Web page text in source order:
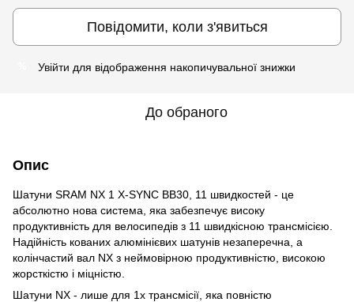
Повідомити, коли з'явиться
Увійти для відображення накопичувальної знижки
До обраного
Опис
Шатуни SRAM NX 1 X-SYNC BB30, 11 швидкостей - це
абсолютно нова система, яка забезпечує високу
продуктивність для велосипедів з 11 швидкісною трансмісією.
Надійність кованих алюмінієвих шатунів незаперечна, а
колінчастий вал NX з неймовірною продуктивністю, високою
жорсткістю і міцністю.
Шатуни NX - лише для 1x трансмісії, яка повністю